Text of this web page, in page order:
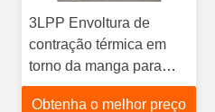
3LPP Envoltura de
contração térmica em
torno da manga para
proteção de solda de
tubulações de PP
Obtenha o melhor preço